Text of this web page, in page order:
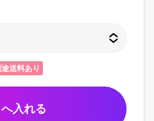
途送料あり
入れる